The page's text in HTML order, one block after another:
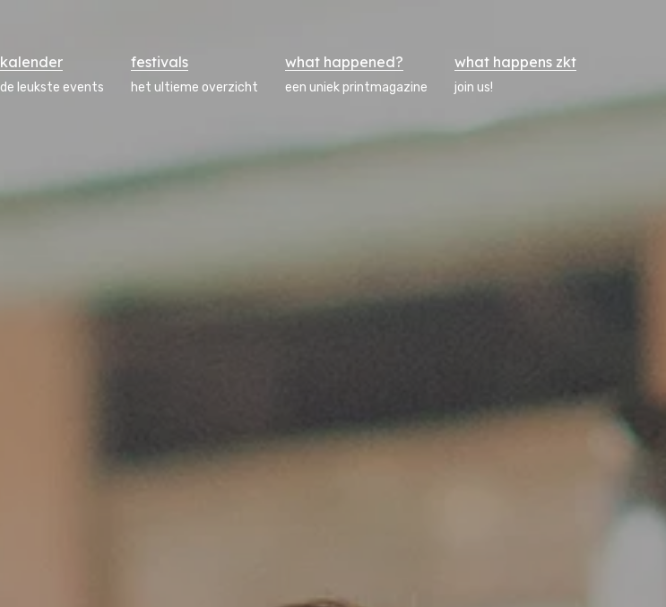
kalender
de leukste events
festivals
het ultieme overzicht
what happened?
een uniek printmagazine
what happens zkt
join us!